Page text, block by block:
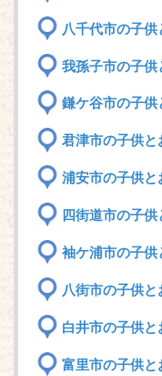
八千代市の子
我孫子市の子
鎌ケ谷市の子
君津市の子供と
浦安市の子供と
四街道市の子
袖ケ浦市の子
八街市の子供
白井市の子供と
富里市の子供と